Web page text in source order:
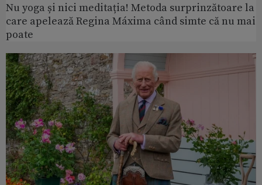
Nu yoga și nici meditația! Metoda surprinzătoare la
care apelează Regina Máxima când simte că nu mai
poate